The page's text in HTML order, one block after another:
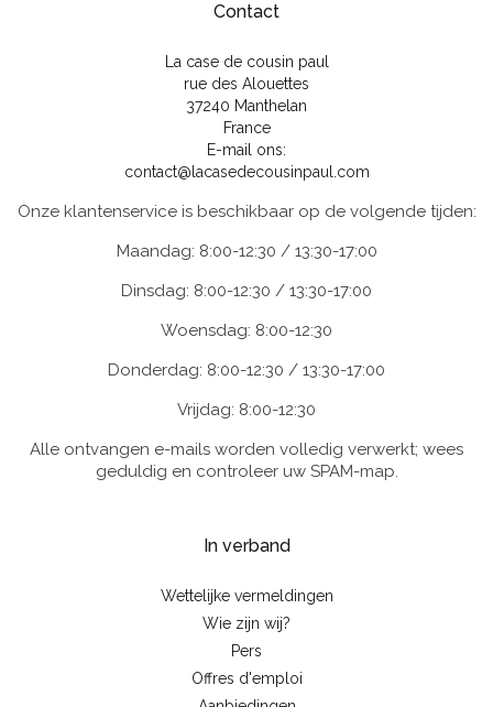
Contact
La case de cousin paul
rue des Alouettes
37240 Manthelan
France
E-mail ons:
contact@lacasedecousinpaul.com
Onze klantenservice is beschikbaar op de volgende tijden:
Maandag: 8:00-12:30 / 13:30-17:00
Dinsdag: 8:00-12:30 / 13:30-17:00
Woensdag: 8:00-12:30
Donderdag: 8:00-12:30 / 13:30-17:00
Vrijdag: 8:00-12:30
Alle ontvangen e-mails worden volledig verwerkt; wees
geduldig en controleer uw SPAM-map.
In verband
Wettelijke vermeldingen
Wie zijn wij?
Pers
Offres d'emploi